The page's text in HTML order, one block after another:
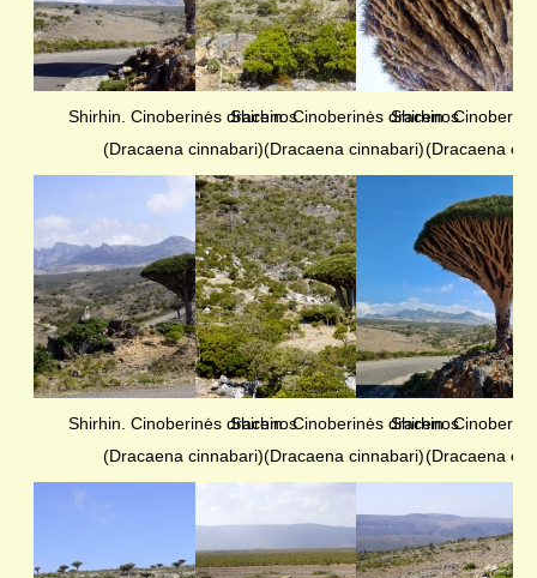
Shirhin. Cinoberinės dracenos
(Dracaena cinnabari)
Shirhin. Cinoberinės dracenos
(Dracaena cinnabari)
Shirhin.
(Dracaena
Shirhin. Cinoberinės dracenos
(Dracaena cinnabari)
Shirhin. Cinoberinės dracenos
(Dracaena cinnabari)
Shirhin.
(Dracaena